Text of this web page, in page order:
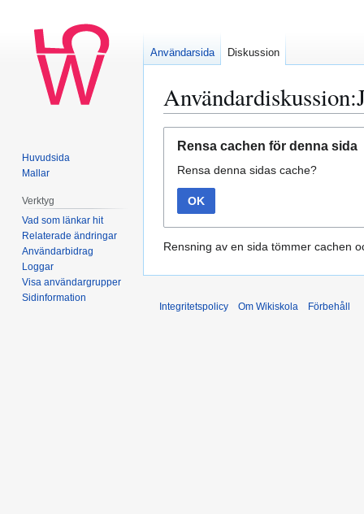
navigering
sök
Rensa cachen för denna sida
Rensa denna sidas cache?
OK
Rensning av en sida tömmer cachen
Användarsida Diskussion
Huvudsida
Mallar
Verktyg
Vad som länkar hit
Relaterade ändringar
Användarbidrag
Loggar
Visa användargrupper
Sidinformation
Integritetspolicy
Om Wikiskola Förbehåll